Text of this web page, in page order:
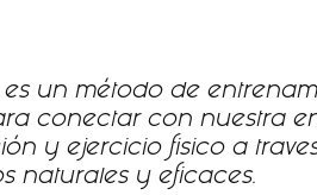
es un método de
conectar con nuestra
y ejercicio fisico a
naturales y eficaces.